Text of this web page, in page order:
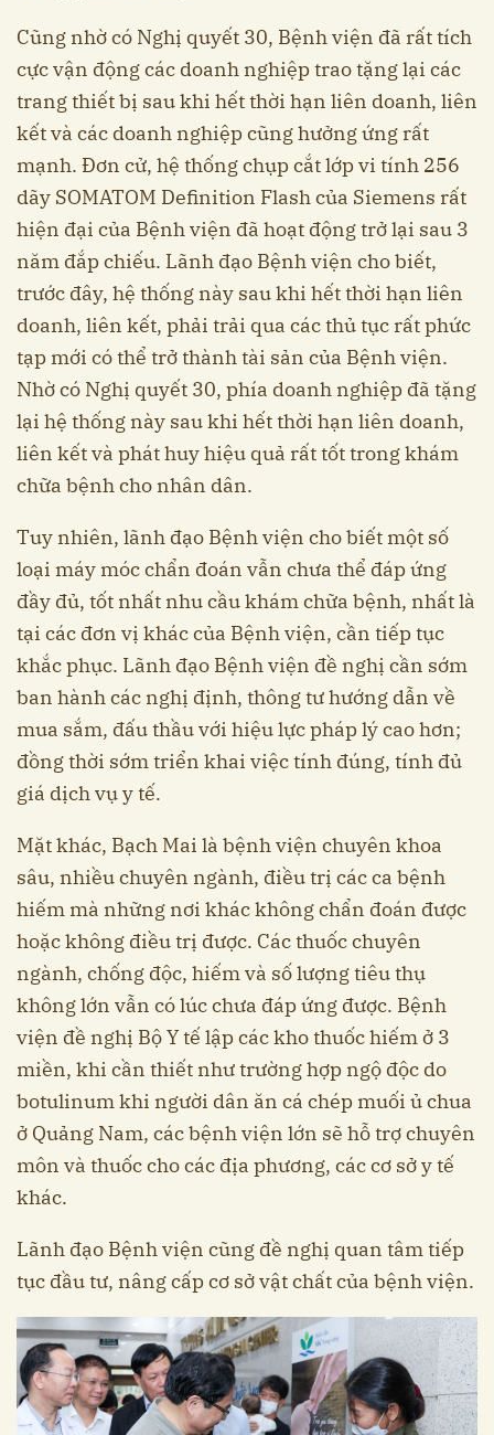
Cũng nhờ có Nghị quyết 30, Bệnh viện đã rất tích
cực vận động các doanh nghiệp trao tặng lại các
trang thiết bị sau khi hết thời hạn liên doanh, liên
kết và các doanh nghiệp cũng hưởng ứng rất
mạnh. Đơn cử, hệ thống chụp cắt lớp vi tính 256
dãy SOMATOM Definition Flash của Siemens rất
hiện đại của Bệnh viện đã hoạt động trở lại sau 3
năm đắp chiếu. Lãnh đạo Bệnh viện cho biết,
trước đây, hệ thống này sau khi hết thời hạn liên
doanh, liên kết, phải trải qua các thủ tục rất phức
tạp mới có thể trở thành tài sản của Bệnh viện.
Nhờ có Nghị quyết 30, phía doanh nghiệp đã tặng
lại hệ thống này sau khi hết thời hạn liên doanh,
liên kết và phát huy hiệu quả rất tốt trong khám
chữa bệnh cho nhân dân.
Tuy nhiên, lãnh đạo Bệnh viện cho biết một số
loại máy móc chẩn đoán vẫn chưa thể đáp ứng
đầy đủ, tốt nhất nhu cầu khám chữa bệnh, nhất là
tại các đơn vị khác của Bệnh viện, cần tiếp tục
khắc phục. Lãnh đạo Bệnh viện đề nghị cần sớm
ban hành các nghị định, thông tư hướng dẫn về
mua sắm, đấu thầu với hiệu lực pháp lý cao hơn;
đồng thời sớm triển khai việc tính đúng, tính đủ
giá dịch vụ y tế.
Mặt khác, Bạch Mai là bệnh viện chuyên khoa
sâu, nhiều chuyên ngành, điều trị các ca bệnh
hiếm mà những nơi khác không chẩn đoán được
hoặc không điều trị được. Các thuốc chuyên
ngành, chống độc, hiếm và số lượng tiêu thụ
không lớn vẫn có lúc chưa đáp ứng được. Bệnh
viện đề nghị Bộ Y tế lập các kho thuốc hiếm ở 3
miền, khi cần thiết như trường hợp ngộ độc do
botulinum khi người dân ăn cá chép muối ủ chua
ở Quảng Nam, các bệnh viện lớn sẽ hỗ trợ chuyên
môn và thuốc cho các địa phương, các cơ sở y tế
khác.
Lãnh đạo Bệnh viện cũng đề nghị quan tâm tiếp
tục đầu tư, nâng cấp cơ sở vật chất của bệnh viện.